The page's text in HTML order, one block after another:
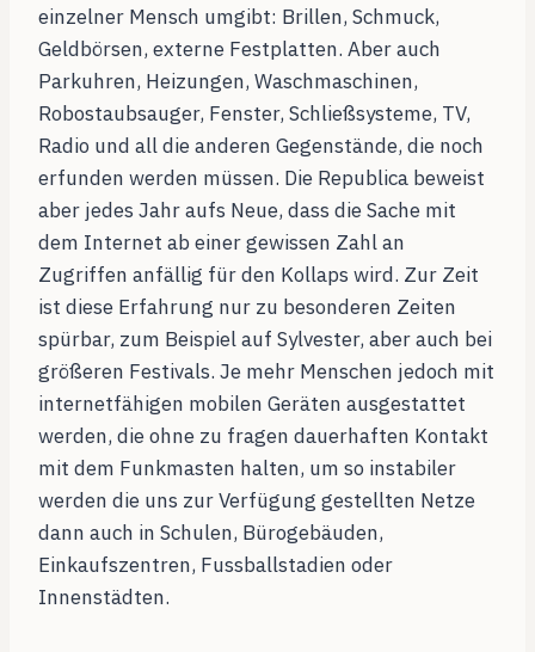
einzelner Mensch umgibt: Brillen, Schmuck,
Geldbörsen, externe Festplatten. Aber auch
Parkuhren, Heizungen, Waschmaschinen,
Robostaubsauger, Fenster, Schließsysteme, TV,
Radio und all die anderen Gegenstände, die noch
erfunden werden müssen. Die Republica beweist
aber jedes Jahr aufs Neue, dass die Sache mit
dem Internet ab einer gewissen Zahl an
Zugriffen anfällig für den Kollaps wird. Zur Zeit
ist diese Erfahrung nur zu besonderen Zeiten
spürbar, zum Beispiel auf Sylvester, aber auch bei
größeren Festivals. Je mehr Menschen jedoch mit
internetfähigen mobilen Geräten ausgestattet
werden, die ohne zu fragen dauerhaften Kontakt
mit dem Funkmasten halten, um so instabiler
werden die uns zur Verfügung gestellten Netze
dann auch in Schulen, Bürogebäuden,
Einkaufszentren, Fussballstadien oder
Innenstädten.